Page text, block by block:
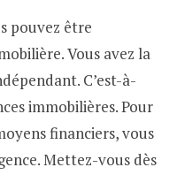
pouvez être
Vous avez la
C’est-à-
immobilières. Pour
financiers, vous
Mettez-vous dès